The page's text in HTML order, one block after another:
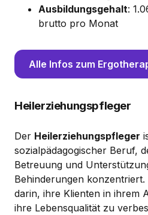
Ausbildungsgehalt:
brutto pro Monat
Alle Infos zum
Heilerziehungspfleger
Der Heilerziehungspfleger
sozialpädagogischer Beruf,
Betreuung und
Behinderungen
darin, ihre Klienten in ihrem
ihre Lebensqualität zu